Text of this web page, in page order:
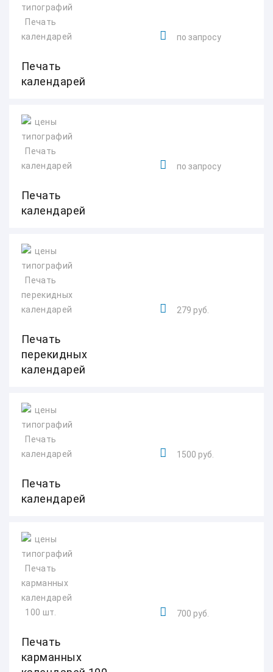
Печать
календарей
по запросу
Печать
календарей
по запросу
Печать
перекидных
календарей
279 руб.
Печать
календарей
1500 руб.
Печать
карманных
700 руб.